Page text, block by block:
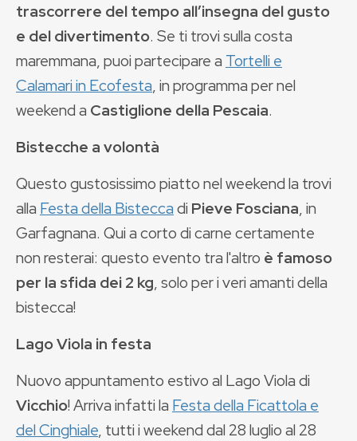
trascorrere del tempo all’insegna del gusto
e del divertimento. Se ti trovi sulla costa
maremmana, puoi partecipare a Tortelli e
Calamari in Ecofesta, in programma per nel
weekend a Castiglione della Pescaia.
Bistecche a volontà
Questo gustosissimo piatto nel weekend la trovi
alla Festa della Bisteccadi Pieve Fosciana, in
Garfagnana. Qui a corto di carne certamente
non resterai: questo evento tra l'altro è famoso
per la sfida dei 2 kg, solo per i veri amanti della
bistecca!
Lago Viola in festa
Nuovo appuntamento estivo al Lago Viola di
Vicchio! Arriva infatti la Festa della Ficattola e
del Cinghiale, tutti i weekend dal 28 luglio al 28